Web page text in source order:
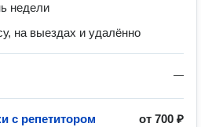
недели
на выездах и удалённо
—
от 700 ₽
с репетитором